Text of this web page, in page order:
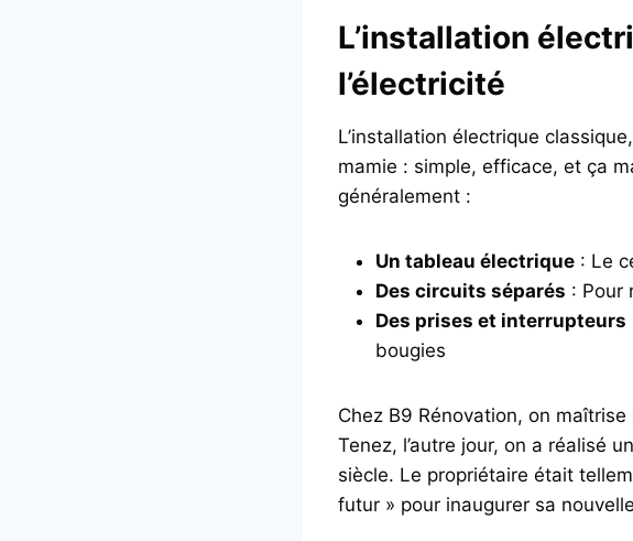
L’installation
l’électricité
L’installation électrique
mamie : simple, efficace, et ça
généralement :
Un tableau électrique : Le
Des circuits séparés : Pour
Des prises et interrupteurs
bougies
Chez B9 Rénovation, on
Tenez, l’autre jour, on a réalisé
siècle. Le propriétaire était
futur » pour inaugurer sa